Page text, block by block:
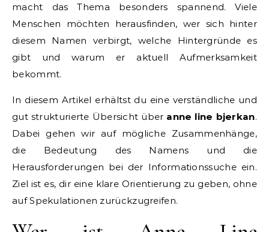
macht das Thema besonders spannend. Viele
Menschen möchten herausfinden, wer sich hinter
diesem Namen verbirgt, welche Hintergründe es
gibt und warum er aktuell Aufmerksamkeit
bekommt.
In diesem Artikel erhältst du eine verständliche und
gut strukturierte Übersicht über anne line bjerkan.
Dabei gehen wir auf mögliche Zusammenhänge,
die Bedeutung des Namens und die
Herausforderungen bei der Informationssuche ein.
Ziel ist es, dir eine klare Orientierung zu geben, ohne
auf Spekulationen zurückzugreifen.